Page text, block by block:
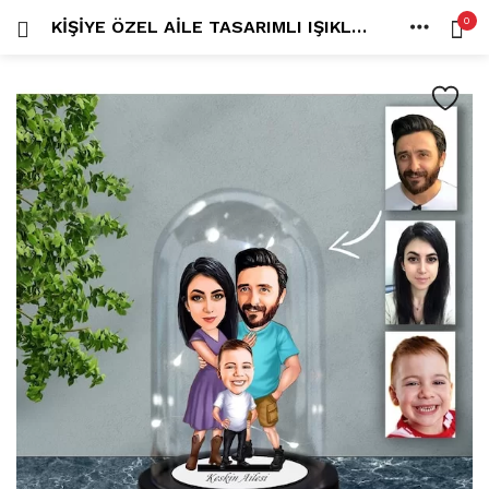
KIŞIYE ÖZEL AILE TASARIMLI IŞIKLI KARIKATÜR FANUS BIBLO FN76 0
HESAP
Beni hatırla
Şifremi mi kaybettim?
İÇINDE ARA:
Tüm kategoriler
ANLORD (6)
BAYİLİK (1)
HİLALİN RENKLİ DÜNYASI (0)
MK FOTO (1)
Kampanyalı Ürünler (13)
Karikatür Anahtarlık (14)
Karikatür Erkek Anahtarlık (14)
Karikatür Biblo (289)
Karikatür Aile Biblo (2)
Karikatür Erkek Biblo (127)
Karikatür Kadın Biblo (71)
Karikatür Sevgili Biblo (89)